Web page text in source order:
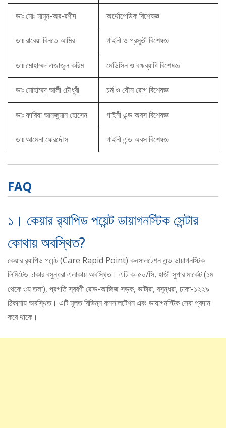
ডাঃ মোঃ মামুন-অর-রশীদ অর্থোপেডিক বিশেষজ্ঞ
ডাঃ রাবেয়া বিনতে আমির গাইনী ও প্রসূতী বিশেষজ্ঞ
ডাঃ মোহাম্মদ এজাজুল করিম মেডিসিন ও বক্ষব্যাধি বিশেষজ্ঞ
ডাঃ মোহাম্মদ আলী চৌধুরী চর্ম ও যৌন রোগ বিশেষজ্ঞ
ডাঃ ফারিয়া আনজুমান হোসেন গাইনী এন্ড অবস বিশেষজ্ঞ
ডাঃ আমেনা ফেরদৌস গাইনী এন্ড অবস বিশেষজ্ঞ
FAQ
১। কেয়ার র‍্যাপিড পয়েন্ট ডায়াগনস্টিক সেন্টার
কোথায় অবস্থিত?
কেয়ার র‍্যাপিড পয়েন্ট (Care Rapid Point) কনসালটেশন এন্ড ডায়াগনস্টিক
লিমিটেড ঢাকার বসুন্ধরা এলাকায় অবস্থিত। এটি ক-৫০/সি, হাজী সুপার মার্কেট (১ম
থেকে ৩য় তলা), প্রগতি স্বরণী রোড-আজিজ সড়ক, ভাটারা, বসুন্ধরা, ঢাকা-১২২৯
ঠিকানায় অবস্থিত। এটি মূলত বিভিন্ন কনসালটেশন এবং ডায়াগনস্টিক সেবা প্রদান
করে থাকে।